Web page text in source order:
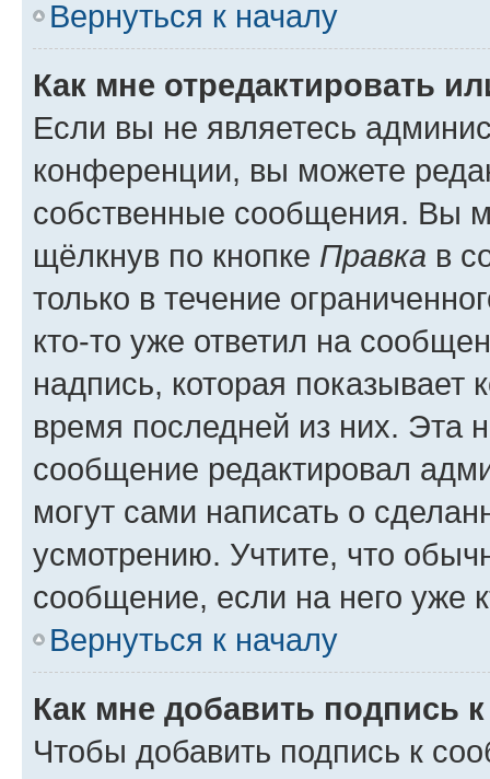
Вернуться к началу
Как мне отредактировать
Если вы не являетесь
конференции, вы можете
собственные сообщения. Вы
щёлкнув по кнопке Правка в
только в течение
кто-то уже ответил на
надпись, которая показывает
время последней из них. Эта
сообщение редактировал
могут сами написать о
усмотрению. Учтите, что
сообщение, если на него уже
Вернуться к началу
Как мне добавить подпись
Чтобы добавить подпись к